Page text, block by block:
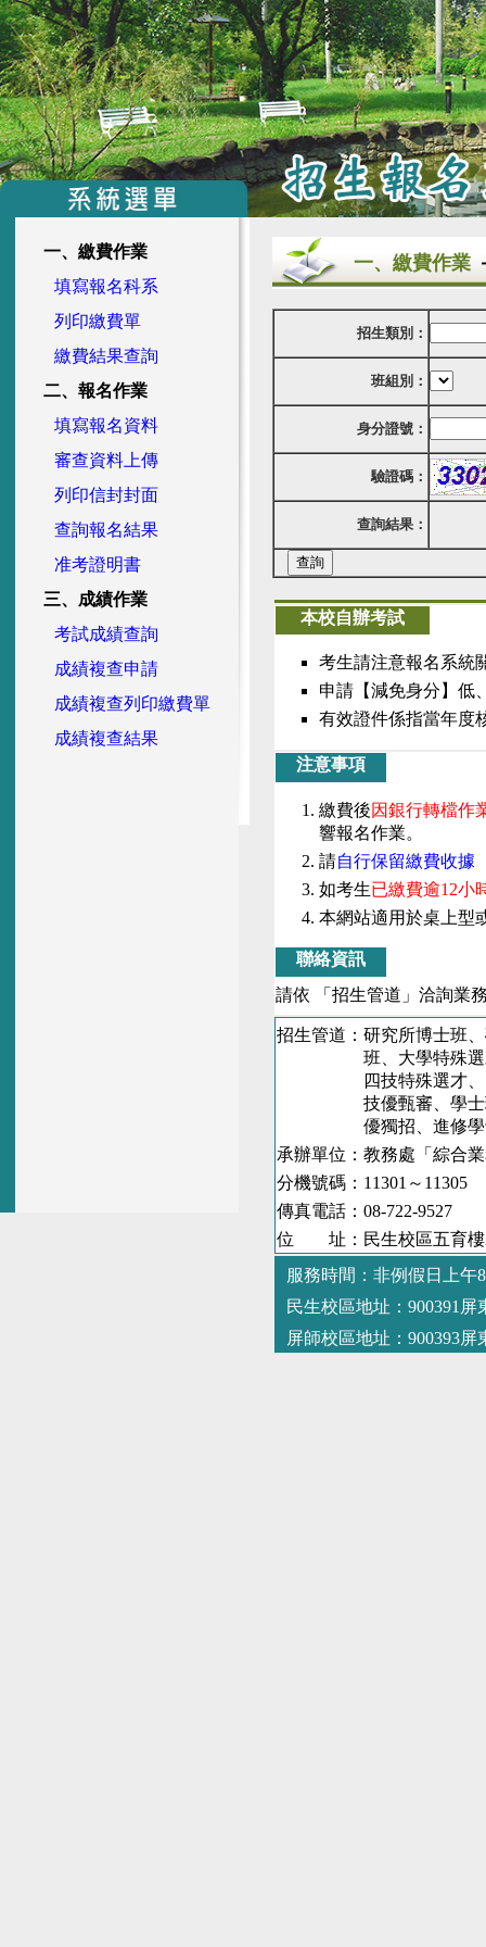
一、繳費作業
填寫報名科系
列印繳費單
繳費結果查詢
二、報名作業
填寫報名資料
審查資料上傳
列印信封封面
查詢報名結果
准考證明書
三、成績作業
考試成績查詢
成績複查申請
成績複查列印繳費單
成績複查結果
一、繳費作業
招生類別：
班組別：
身分證號：
驗證碼：
查詢結果：
本校自辦考試
考生請注意報名系統
申請【減免身分】低
有效證件係指當年度
注意事項
繳費後因銀行轉檔作
響報名作業。
請自行保留繳費收據
如考生已繳費逾12小
本網站適用於桌上型
聯絡資訊
請依 「招生管道」洽詢業
招生管道：研究所博士班
班、大學特殊選才
四技特殊選才、四
技優甄審、學士班
優獨招、進修學士
承辦單位：教務處「綜合
分機號碼：11301～11305
傳真電話：08-722-9527
位 址：民生校區五育樓
服務時間：非例假日上午
民生校區地址：900391
屏師校區地址：900393